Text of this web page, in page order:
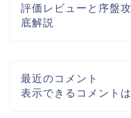
評価レビューと序盤
底解説
最近のコメント
表示できるコメント